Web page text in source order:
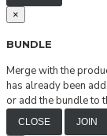
×
BUNDLE
Merge with the
has already been
or add the bundle to
CLOSE JOIN